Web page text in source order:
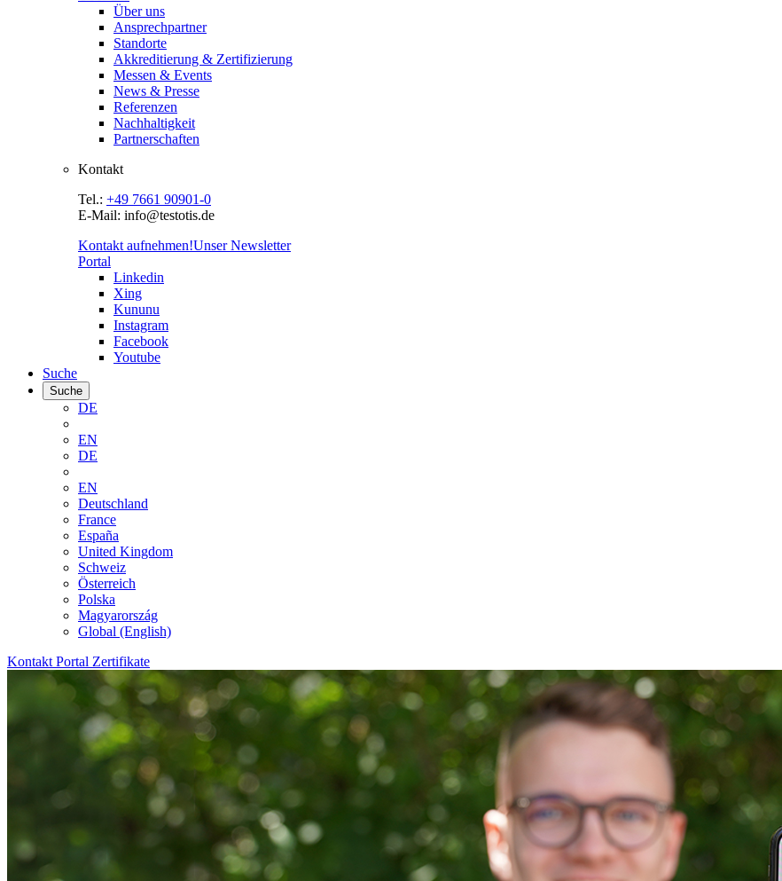
Über uns
Ansprechpartner
Standorte
Akkreditierung & Zertifizierung
Messen & Events
News & Presse
Referenzen
Nachhaltigkeit
Partnerschaften
Kontakt
Tel.: +49 7661 90901-0
E-Mail: info@testotis.de
Kontakt aufnehmen!Unser Newsletter
Portal
Linkedin
Xing
Kununu
Instagram
Facebook
Youtube
Suche
Suche
DE
EN
DE
EN
Deutschland
France
España
United Kingdom
Schweiz
Österreich
Polska
Magyarország
Global (English)
Kontakt Portal Zertifikate